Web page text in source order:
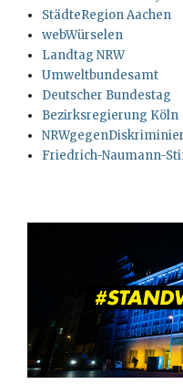
StädteRegion Aachen
webWürselen
Landtag NRW
Umweltbundesamt
Deutscher Bundestag
Bezirksregierung Köln
Friedrich-Naumann-